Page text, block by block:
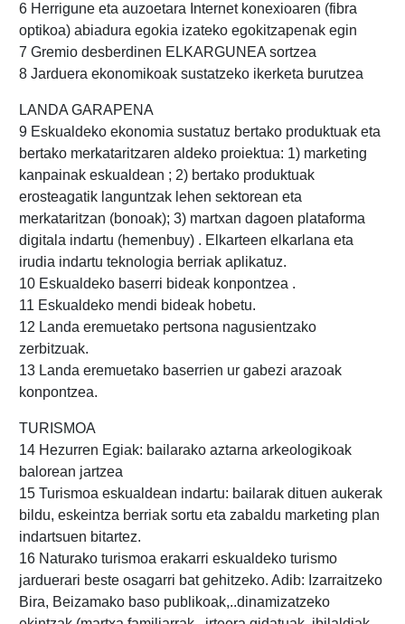
6 Herrigune eta auzoetara Internet konexioaren (fibra
optikoa) abiadura egokia izateko egokitzapenak egin
7 Gremio desberdinen ELKARGUNEA sortzea
8 Jarduera ekonomikoak sustatzeko ikerketa burutzea
LANDA GARAPENA
9 Eskualdeko ekonomia sustatuz bertako produktuak eta
bertako merkataritzaren aldeko proiektua: 1) marketing
kanpainak eskualdean ; 2) bertako produktuak
erosteagatik languntzak lehen sektorean eta
merkataritzan (bonoak); 3) martxan dagoen plataforma
digitala indartu (hemenbuy) . Elkarteen elkarlana eta
irudia indartu teknologia berriak aplikatuz.
10 Eskualdeko baserri bideak konpontzea .
11 Eskualdeko mendi bideak hobetu.
12 Landa eremuetako pertsona nagusientzako
zerbitzuak.
13 Landa eremuetako baserrien ur gabezi arazoak
konpontzea.
TURISMOA
14 Hezurren Egiak: bailarako aztarna arkeologikoak
balorean jartzea
15 Turismoa eskualdean indartu: bailarak dituen aukerak
bildu, eskeintza berriak sortu eta zabaldu marketing plan
indartsuen bitartez.
16 Naturako turismoa erakarri eskualdeko turismo
jarduerari beste osagarri bat gehitzeko. Adib: Izarraitzeko
Bira, Beizamako baso publikoak,..dinamizatzeko